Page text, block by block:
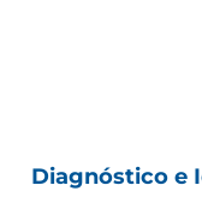
Diagnóstico e